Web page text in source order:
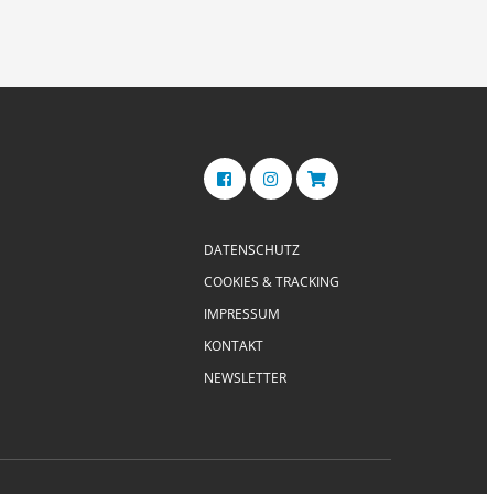
DATENSCHUTZ
COOKIES & TRACKING
IMPRESSUM
KONTAKT
NEWSLETTER